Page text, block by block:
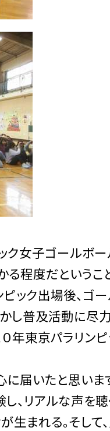
ク女子ゴールボ
程度だという
ピック出場後、
し普及活動に尽
０年東京パラリ
届いたと思いま
、リアルな声を
生まれる。そし